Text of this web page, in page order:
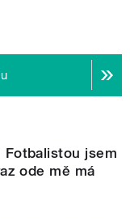
Fotbalistou jsem
ode mě má